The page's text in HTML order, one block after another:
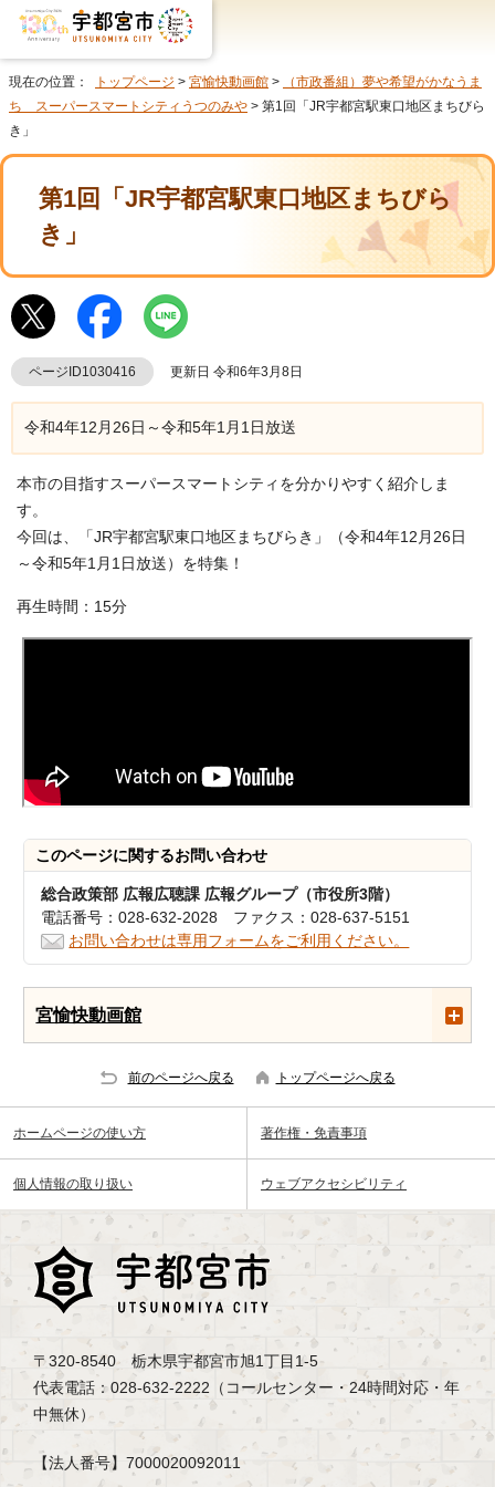
現在の位置： トップページ > 宮愉快動画館 >
（市政番組）夢や希望がかなうま
ち スーパースマートシティうつのみや > 第1回「JR宇都宮駅東口地区まちびら
き」
第1回「JR宇都宮駅東口地区まちびら
き」
ページID1030416 更新日 令和6年3月8日
令和4年12月26日～令和5年1月1日放送
本市の目指すスーパースマートシティを分かりやすく紹介しま
す。
今回は、「JR宇都宮駅東口地区まちびらき」（令和4年12月26日
～令和5年1月1日放送）を特集！
再生時間：15分
このページに関するお問い合わせ
総合政策部 広報広聴課 広報グループ（市役所3階）
電話番号：028-632-2028 ファクス：028-637-5151
お問い合わせは専用フォームをご利用ください。
宮愉快動画館
前のページへ戻る トップページへ戻る
ホームページの使い方 著作権・免責事項
個人情報の取り扱い ウェブアクセシビリティ
〒320-8540 栃木県宇都宮市旭1丁目1-5
代表電話：028-632-2222（コールセンター・24時間対応・年
中無休）
【法人番号】7000020092011